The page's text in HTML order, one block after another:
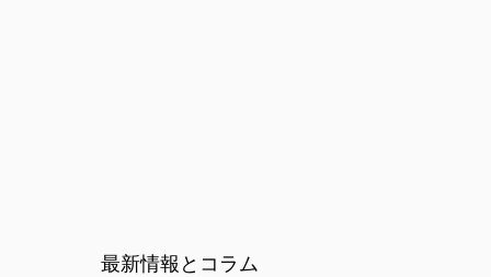
最新情報とコラム